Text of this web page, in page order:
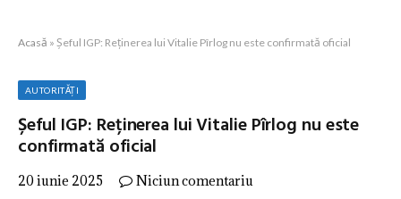
Acasă » Șeful IGP: Reținerea lui Vitalie Pîrlog nu este confirmată oficial
AUTORITĂȚI
Șeful IGP: Reținerea lui Vitalie Pîrlog nu este
confirmată oficial
20 iunie 2025 Niciun comentariu